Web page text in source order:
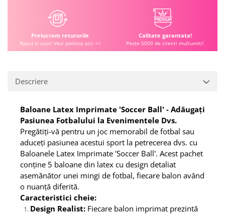
Prelucram retururile
Rapid si usor! Vezi politica aici <<
Calitate garantata!
Peste 5000 de clienti multumiti!
Descriere
Baloane Latex Imprimate 'Soccer Ball' - Adăugați
Pasiunea Fotbalului la Evenimentele Dvs.
Pregătiți-vă pentru un joc memorabil de fotbal sau
aduceți pasiunea acestui sport la petrecerea dvs. cu
Baloanele Latex Imprimate 'Soccer Ball'. Acest pachet
conține 5 baloane din latex cu design detaliat
asemănător unei mingi de fotbal, fiecare balon având
o nuanță diferită.
Caracteristici cheie:
Design Realist: Fiecare balon imprimat prezintă